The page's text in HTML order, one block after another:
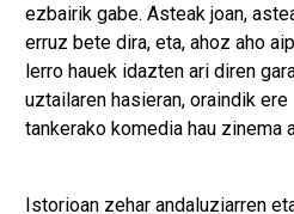
ezbairik gabe. Asteak joan,
erruz bete dira, eta, ahoz aho
lerro hauek idazten ari diren
uztailaren hasieran, oraindik ere
tankerako komedia hau zinema
Istorioan zehar andaluziarren